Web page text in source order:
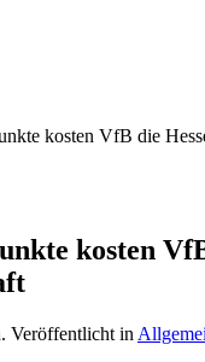
kosten VfB die
kosten
Veröffentlicht in